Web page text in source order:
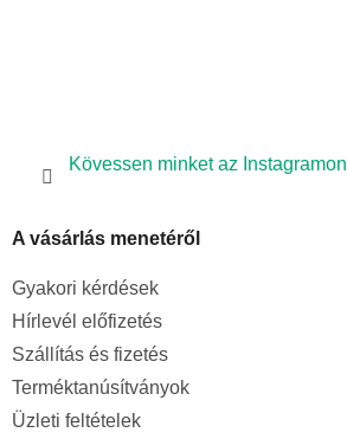
Kövessen minket az Instagramon
A vásárlás menetéről
Gyakori kérdések
Hírlevél előfizetés
Szállítás és fizetés
Terméktanúsítványok
Üzleti feltételek